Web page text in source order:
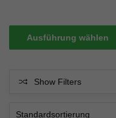
Ausführung wählen
Show Filters